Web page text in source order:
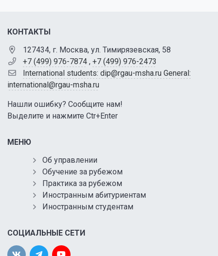
КОНТАКТЫ
127434, г. Москва, ул. Тимирязевская, 58
+7 (499) 976-7874 , +7 (499) 976-2473
International students: dip@rgau-msha.ru General:
international@rgau-msha.ru
Нашли ошибку? Сообщите нам!
Выделите и нажмите Ctr+Enter
МЕНЮ
Об управлении
Обучение за рубежом
Практика за рубежом
Иностранным абитуриентам
Иностранным студентам
СОЦИАЛЬНЫЕ СЕТИ